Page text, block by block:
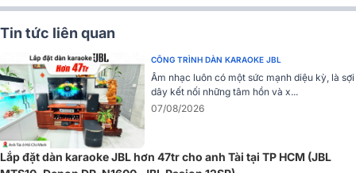
➣ Tham khảo:Amply Denon PMA 1600NE
chính hãng, giá rẻ nhất
!
Ampli Denon PMA-600NE được xây dựng hệ thống linh kiện cẩn
thận để đảm bảo đáp ứng tần số cho phép lên đến 100kHz trong
Tin tức liên quan
CÔNG TRÌNH DÀN KARAOKE JBL
Âm nhạc luôn có một sức mạnh diệu kỳ, là sợi
dây kết nối những tâm hồn và x...
07/08/2026
Lắp đặt dàn karaoke JBL hơn 47tr cho anh Tài tại TP HCM (JBL